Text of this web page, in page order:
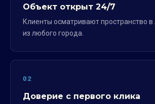
Объект открыт 24/7
Клиенты осматривают пространство
из любого города.
02
Доверие с первого клика